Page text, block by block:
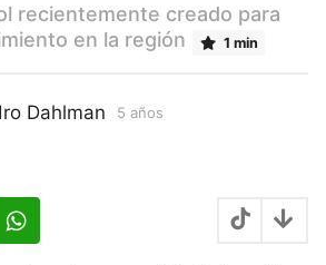
recientemente creado para
en la región
1 min
Dahlman 5 años